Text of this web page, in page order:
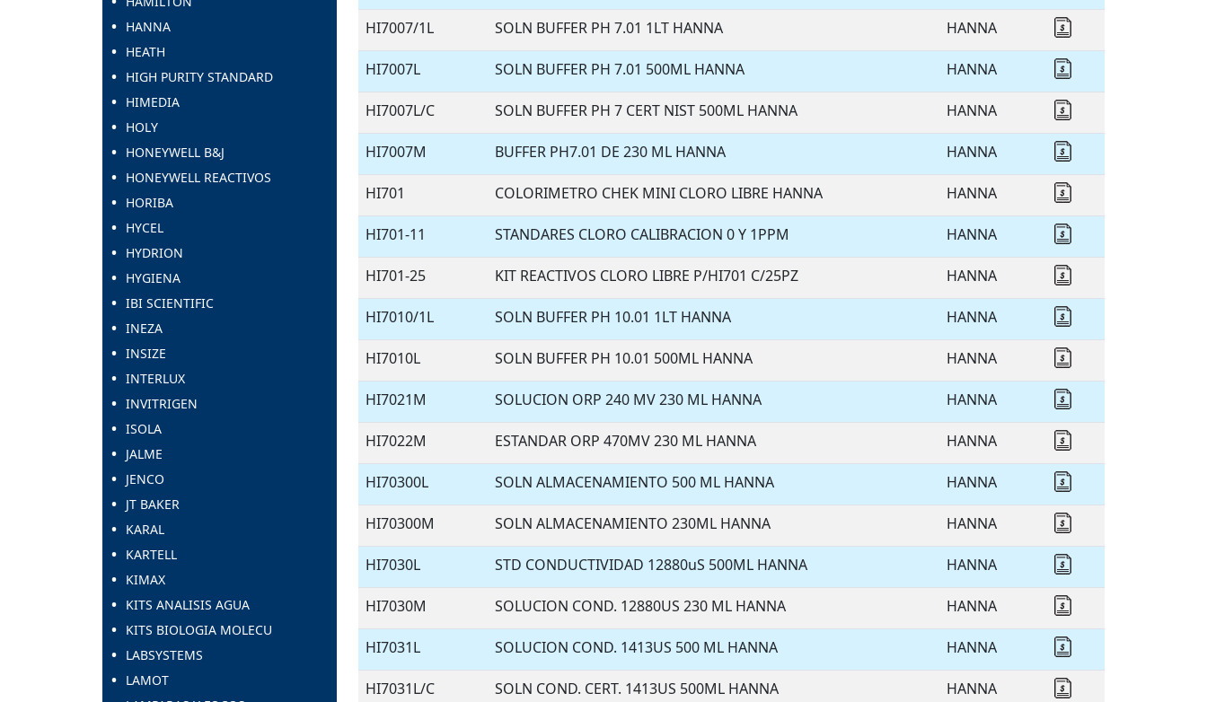
HANNA
HEATH
HIGH PURITY STANDARD
HIMEDIA
HOLY
HONEYWELL B&J
HONEYWELL REACTIVOS
HORIBA
HYCEL
HYDRION
HYGIENA
IBI SCIENTIFIC
INEZA
INSIZE
INTERLUX
INVITRIGEN
ISOLA
JALME
JENCO
JT BAKER
KARAL
KARTELL
KIMAX
KITS ANALISIS AGUA
KITS BIOLOGIA MOLECU
LABSYSTEMS
LAMOT
HI7007/1L SOLN BUFFER PH 7.01 1LT HANNA HANNA
HI7007L SOLN BUFFER PH 7.01 500ML HANNA HANNA
HI7007L/C SOLN BUFFER PH 7 CERT NIST 500ML HANNA HANNA
HI7007M BUFFER PH7.01 DE 230 ML HANNA HANNA
HI701 COLORIMETRO CHEK MINI CLORO LIBRE HANNA HANNA
HI701-11 STANDARES CLORO CALIBRACION 0 Y 1PPM HANNA
HI701-25 KIT REACTIVOS CLORO LIBRE P/HI701 C/25PZ HANNA
HI7010/1L SOLN BUFFER PH 10.01 1LT HANNA HANNA
HI7010L SOLN BUFFER PH 10.01 500ML HANNA HANNA
HI7021M SOLUCION ORP 240 MV 230 ML HANNA HANNA
HI7022M ESTANDAR ORP 470MV 230 ML HANNA HANNA
HI70300L SOLN ALMACENAMIENTO 500 ML HANNA HANNA
HI70300M SOLN ALMACENAMIENTO 230ML HANNA HANNA
HI7030L STD CONDUCTIVIDAD 12880uS 500ML HANNA HANNA
HI7030M SOLUCION COND. 12880US 230 ML HANNA HANNA
HI7031L SOLUCION COND. 1413US 500 ML HANNA HANNA
HI7031L/C SOLN COND. CERT. 1413US 500ML HANNA HANNA